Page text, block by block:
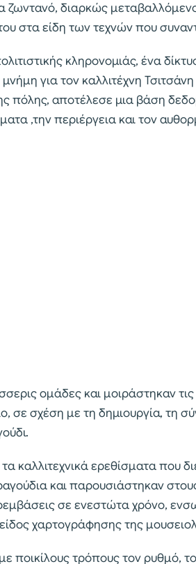
ζωντανό, διαρκώς
στα είδη των τεχνών που
κληρονομιάς, ένα
για τον καλλιτέχνη
πόλης, αποτέλεσε μια βάση
,την περιέργεια και τον
ομάδες και μοιράστηκαν
σε σχέση με τη δημιουργία, τη
καλλιτεχνικά ερεθίσματα που
και παρουσιάστηκαν
σε ενεστώτα χρόνο,
χαρτογράφησης της
τρόπους τον ρυθμό,